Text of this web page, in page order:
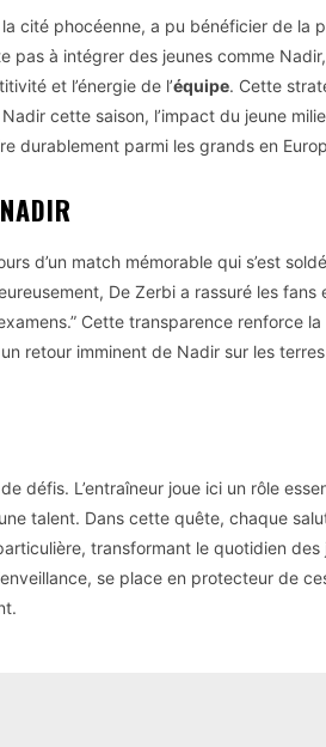
cité phocéenne, a pu bénéficier de la
pas à intégrer des jeunes comme
et l’énergie de l’équipe. Cette
cette saison, l’impact du jeune
durablement parmi les grands en
d’un match mémorable qui s’est
De Zerbi a rassuré les fans
Cette transparence renforce
retour imminent de Nadir sur les
défis. L’entraîneur joue ici un rôle
talent. Dans cette quête, chaque
transformant le quotidien des
se place en protecteur de